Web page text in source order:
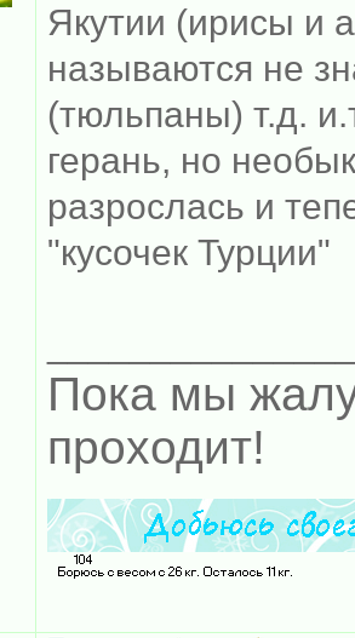
Якутии (ирисы и
называются не
(тюльпаны) т.д.
герань, но
разрослась и
"кусочек Турции"
Пока мы
проходит!